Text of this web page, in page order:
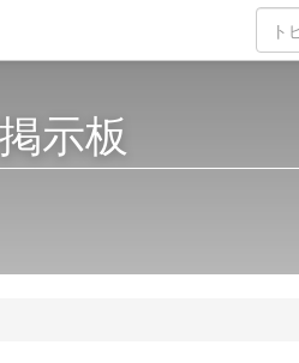
示板